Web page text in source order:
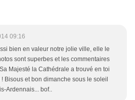
09:16
bien en valeur notre jolie ville, elle le
sont superbes et les commentaires
Majesté la Cathédrale a trouvé en toi
Bisous et bon dimanche sous le soleil
Ardennais... bof..